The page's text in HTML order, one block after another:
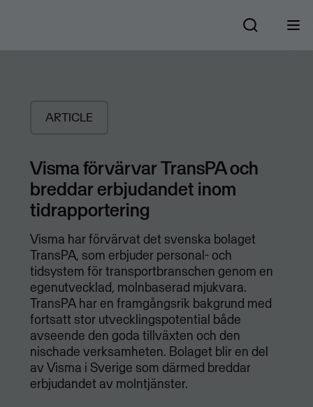
ARTICLE
Visma förvärvar TransPA och
breddar erbjudandet inom
tidrapportering
​Visma har förvärvat det svenska bolaget
TransPA, som erbjuder personal- och
tidsystem för transportbranschen genom en
egenutvecklad, molnbaserad mjukvara.
TransPA har en framgångsrik bakgrund med
fortsatt stor utvecklingspotential både
avseende den goda tillväxten och den
nischade verksamheten. Bolaget blir en del
av Visma i Sverige som därmed breddar
erbjudandet av molntjänster.